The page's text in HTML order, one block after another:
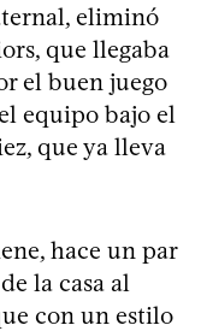
eliminó
que llegaba
el buen juego
equipo bajo el
que ya lleva
hace un par
la casa al
con un estilo